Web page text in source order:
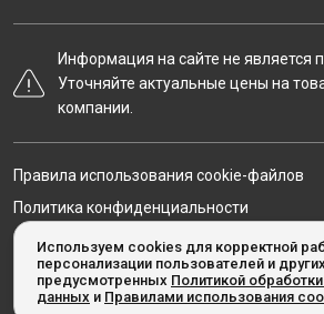
Используем cookies для корректной
персонализации пользователей и
предусмотренных Политикой
данных и Правилами использования
Информация на сайте не является
Уточняйте актуальные цены на
компании.
© Taxcom-kassa.ru, 2020-2026
Правила использования cookie-файлов
Политика конфиденциальности
Карта сайта